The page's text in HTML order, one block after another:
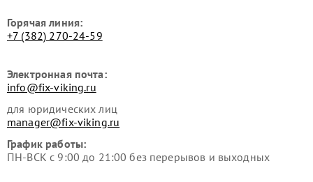
Горячая линия:
+7 (382) 270-24-59
Электронная почта:
info@fix-viking.ru
для юридических лиц
manager@fix-viking.ru
График работы:
ПН-ВСК с 9:00 до 21:00 без перерывов и выходных